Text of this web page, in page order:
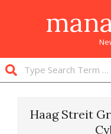
Haag Streit